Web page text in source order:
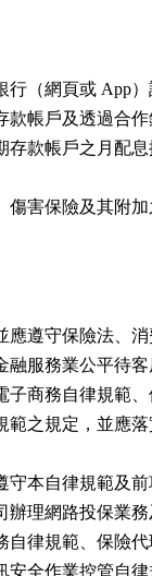
行（網頁或 App
款帳戶及透過合
存款帳戶之月配
傷害保險及其附
應遵守保險法、
融服務業公平待
子商務自律規範
範之規定，並應
守本自律規範及
辦理網路投保業
自律規範、保險
安全作業控管自